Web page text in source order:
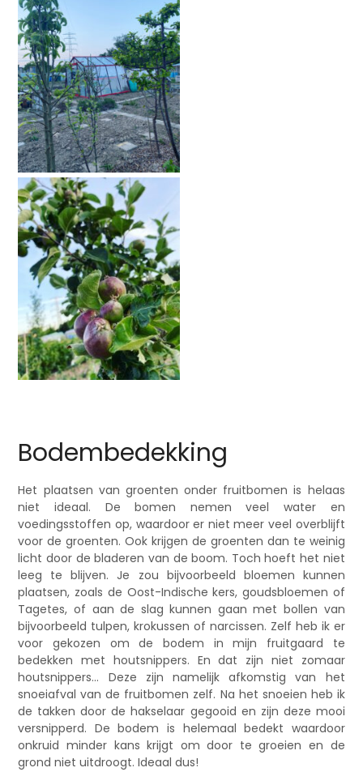
Bodembedekking
Het plaatsen van groenten onder fruitbomen is helaas
niet ideaal. De bomen nemen veel water en
voedingsstoffen op, waardoor er niet meer veel overblijft
voor de groenten. Ook krijgen de groenten dan te weinig
licht door de bladeren van de boom. Toch hoeft het niet
leeg te blijven. Je zou bijvoorbeeld bloemen kunnen
plaatsen, zoals de Oost-Indische kers, goudsbloemen of
Tagetes, of aan de slag kunnen gaan met bollen van
bijvoorbeeld tulpen, krokussen of narcissen. Zelf heb ik er
voor gekozen om de bodem in mijn fruitgaard te
bedekken met houtsnippers. En dat zijn niet zomaar
houtsnippers… Deze zijn namelijk afkomstig van het
snoeiafval van de fruitbomen zelf. Na het snoeien heb ik
de takken door de hakselaar gegooid en zijn deze mooi
versnipperd. De bodem is helemaal bedekt waardoor
onkruid minder kans krijgt om door te groeien en de
grond niet uitdroogt. Ideaal dus!